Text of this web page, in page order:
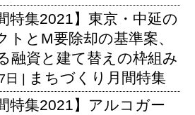
特集2021】東京・中延の
とM要除却の基準案、
融資と建て替えの枠組み
日 | まちづくり月間特集
特集2021】アルコガー